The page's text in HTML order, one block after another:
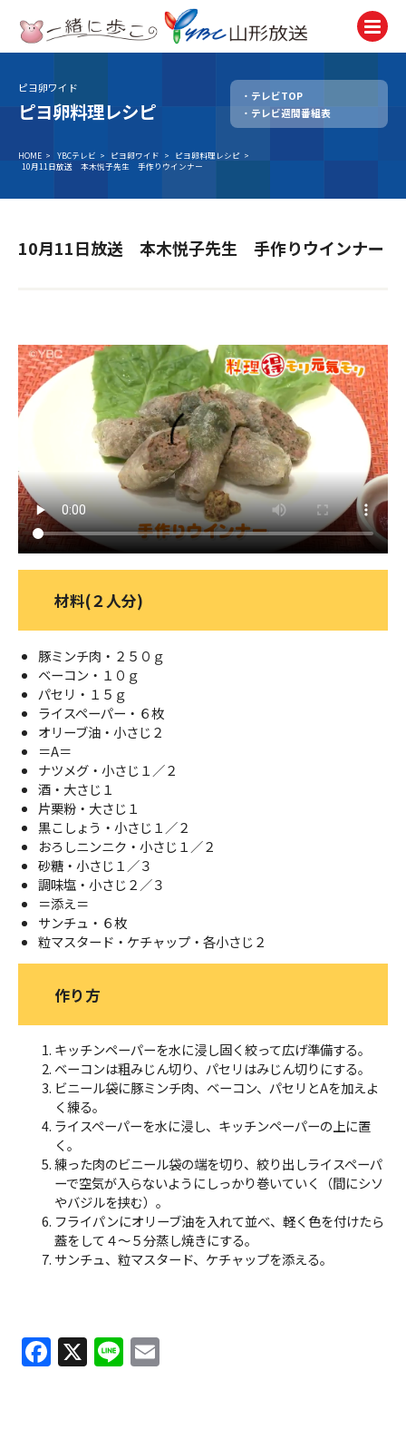
テレビ
TV
ラジオ
Radio
試写会・プレゼント
Present
ＹＢＣオンデマンド
やまがた情熱市場
ピヨ卵ワイド
ピヨ卵料理レシピ
テレビTOP
テレビ週間番組表
HOME > YBCテレビ > ピヨ卵ワイド > ピヨ卵料理レシピ >
10月11日放送 本木悦子先生 手作りウインナー
10月11日放送 本木悦子先生 手作りウインナー
材料(２人分)
豚ミンチ肉・２５０ｇ
ベーコン・１０ｇ
パセリ・１５ｇ
ライスペーパー・６枚
オリーブ油・小さじ２
＝A＝
ナツメグ・小さじ１／２
酒・大さじ１
片栗粉・大さじ１
黒こしょう・小さじ１／２
おろしニンニク・小さじ１／２
砂糖・小さじ１／３
調味塩・小さじ２／３
＝添え＝
サンチュ・６枚
粒マスタード・ケチャップ・各小さじ２
作り方
キッチンペーパーを水に浸し固く絞って広げ準備する。
ベーコンは粗みじん切り、パセリはみじん切りにする。
ビニール袋に豚ミンチ肉、ベーコン、パセリとAを加えよ
く練る。
ライスペーパーを水に浸し、キッチンペーパーの上に置
く。
練った肉のビニール袋の端を切り、絞り出しライスペーパ
ーで空気が入らないようにしっかり巻いていく（間にシソ
やバジルを挟む）。
フライパンにオリーブ油を入れて並べ、軽く色を付けたら
蓋をして４～５分蒸し焼きにする。
サンチュ、粒マスタード、ケチャップを添える。
F
a
X Li
n